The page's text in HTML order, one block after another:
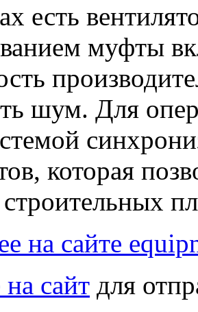
есть
муфты
шум. Для
которая
на сайте
сайт для